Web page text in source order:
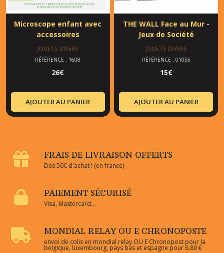
Microscope enfant avec
accessoires
JOUETS DIVERS
RÉFÉRENCE : 1608
26€
AJOUTER AU PANIER
THE WALL Face au Mur -
Jeux de Société
JOUETS DIVERS
RÉFÉRENCE : 01055
15€
AJOUTER AU PANIER
FRAIS DE LIVRAISON OFFERTS
Dès 50€ d'achat ! (en france)
PAIEMENT SÉCURISÉ
Visa, Mastercard...
MONDIAL RELAY OU E CHRONOPOSTE
envoi de colis en mondial relay OU E Chronopost pour la
belgique, luxembourg, pays bas et espagne pour 6.80 €